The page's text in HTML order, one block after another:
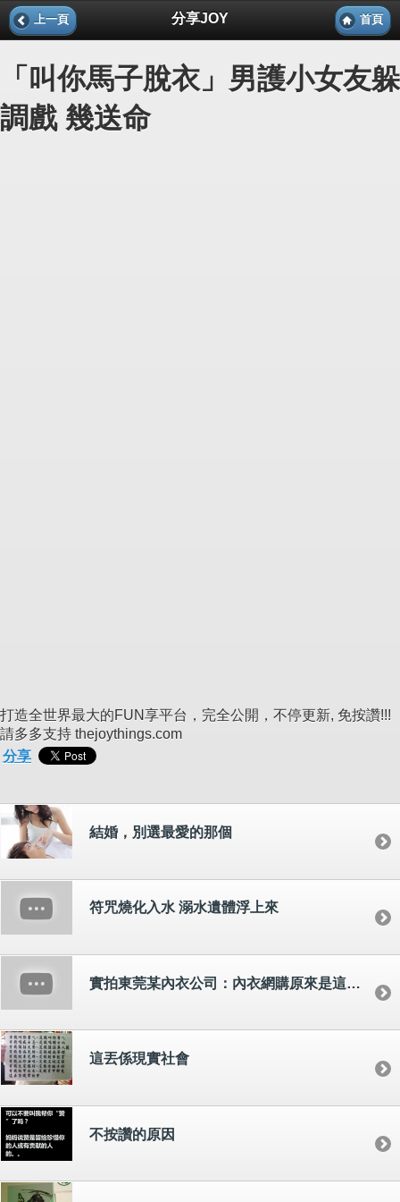
上一頁 分享JOY 首頁
「叫你馬子脫衣」男護小女友躲
調戲 幾送命
打造全世界最大的FUN享平台，完全公開，不停更新, 免按讚!!!
請多多支持 thejoythings.com
分享
結婚，別選最愛的那個
符咒燒化入水 溺水遺體浮上來
實拍東莞某內衣公司：內衣網購原來是這樣經營的
這丟係現實社會
不按讚的原因